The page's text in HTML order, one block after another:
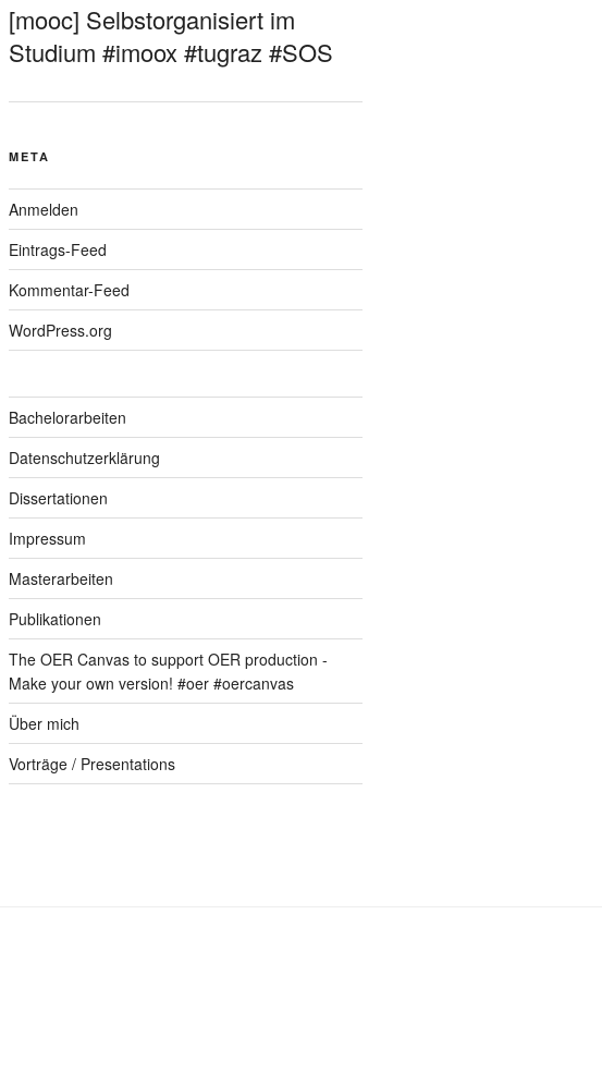
[mooc] Selbstorganisiert im
Studium #imoox #tugraz #SOS
META
Anmelden
Eintrags-Feed
Kommentar-Feed
WordPress.org
Bachelorarbeiten
Datenschutzerklärung
Dissertationen
Impressum
Masterarbeiten
Publikationen
The OER Canvas to support OER production -
Make your own version! #oer #oercanvas
Über mich
Vorträge / Presentations